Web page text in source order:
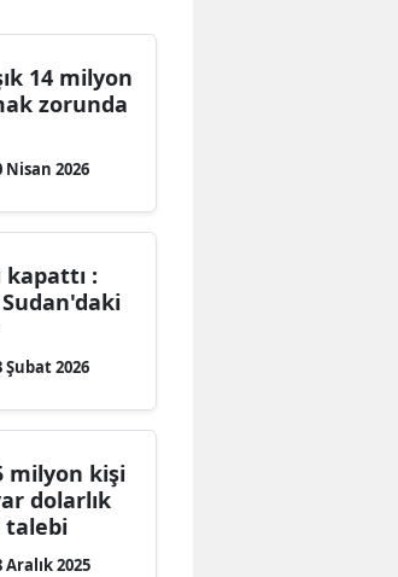
14 milyon
zorunda
Nisan 2026
kapattı :
Şubat 2026
milyon kişi
dolarlık
talebi
Aralık 2025